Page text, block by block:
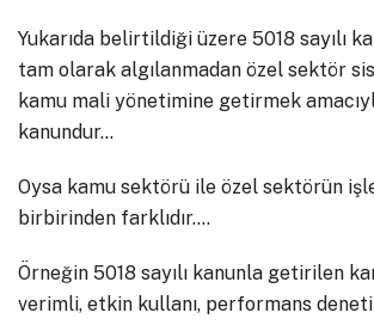
Yukarıda belirtildiği üzere 5018 sayılı
tam olarak algılanmadan özel sektör
kamu mali yönetimine getirmek
kanundur…
Oysa kamu sektörü ile özel sektörün
birbirinden farklıdır….
Örneğin 5018 sayılı kanunla getirilen
verimli, etkin kullanı, performans